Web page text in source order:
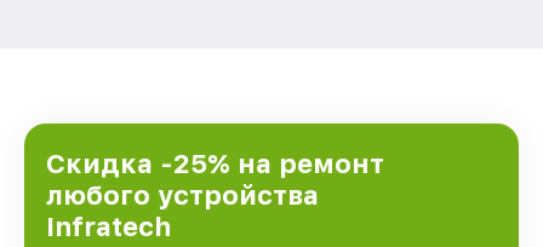
Скидка -25% на ремонт
любого устройства
Infratech